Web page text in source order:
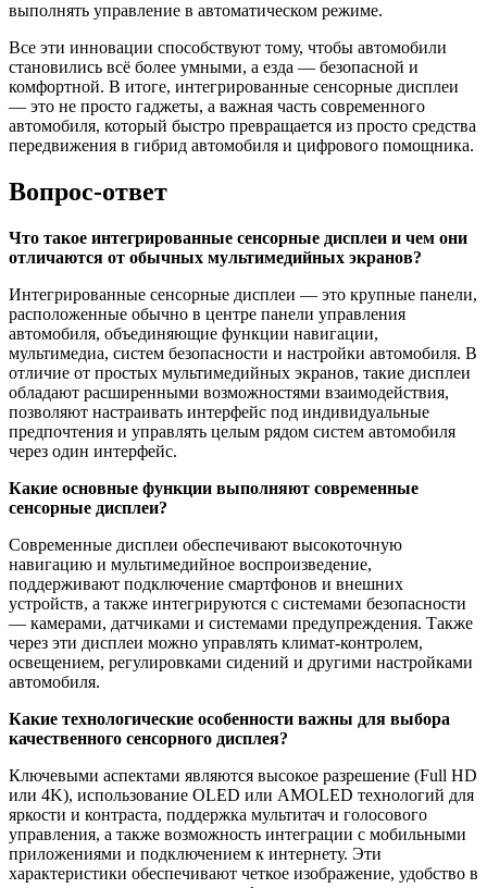
выполнять управление в автоматическом режиме.
Все эти инновации способствуют тому, чтобы автомобили
становились всё более умными, а езда — безопасной и
комфортной. В итоге, интегрированные сенсорные дисплеи
— это не просто гаджеты, а важная часть современного
автомобиля, который быстро превращается из просто средства
передвижения в гибрид автомобиля и цифрового помощника.
Вопрос-ответ
Что такое интегрированные сенсорные дисплеи и чем они
отличаются от обычных мультимедийных экранов?
Интегрированные сенсорные дисплеи — это крупные панели,
расположенные обычно в центре панели управления
автомобиля, объединяющие функции навигации,
мультимедиа, систем безопасности и настройки автомобиля. В
отличие от простых мультимедийных экранов, такие дисплеи
обладают расширенными возможностями взаимодействия,
позволяют настраивать интерфейс под индивидуальные
предпочтения и управлять целым рядом систем автомобиля
через один интерфейс.
Какие основные функции выполняют современные
сенсорные дисплеи?
Современные дисплеи обеспечивают высокоточную
навигацию и мультимедийное воспроизведение,
поддерживают подключение смартфонов и внешних
устройств, а также интегрируются с системами безопасности
— камерами, датчиками и системами предупреждения. Также
через эти дисплеи можно управлять климат-контролем,
освещением, регулировками сидений и другими настройками
автомобиля.
Какие технологические особенности важны для выбора
качественного сенсорного дисплея?
Ключевыми аспектами являются высокое разрешение (Full HD
или 4K), использование OLED или AMOLED технологий для
яркости и контраста, поддержка мультитач и голосового
управления, а также возможность интеграции с мобильными
приложениями и подключением к интернету. Эти
характеристики обеспечивают четкое изображение, удобство в